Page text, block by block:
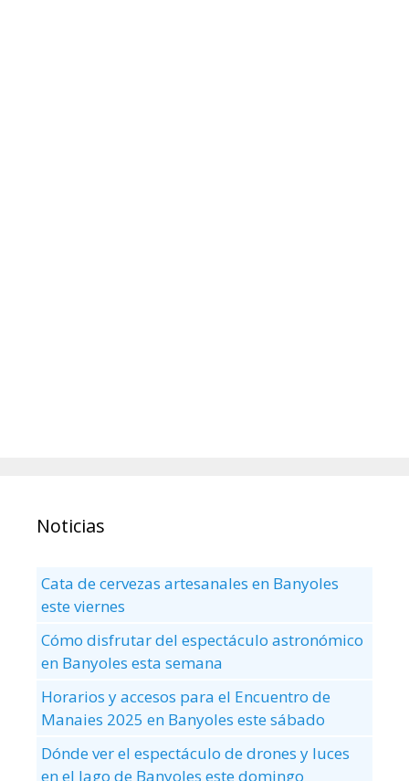
Noticias
Cata de cervezas artesanales en Banyoles
este viernes
Cómo disfrutar del espectáculo astronómico
en Banyoles esta semana
Horarios y accesos para el Encuentro de
Manaies 2025 en Banyoles este sábado
Dónde ver el espectáculo de drones y luces
en el lago de Banyoles este domingo